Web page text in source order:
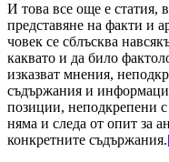
И това все още е статия,
представяне на факти и
човек се сблъсква
каквато и да било
изказват мнения,
съдържания и
позиции, неподкрепени
няма и следа от опит за
конкретните съдържания.